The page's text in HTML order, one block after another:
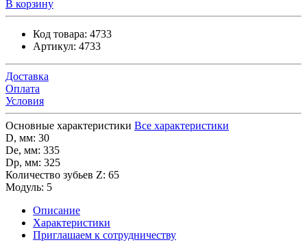
В корзину
Код товара: 4733
Артикул: 4733
Доставка
Оплата
Условия
Основные характеристики Все характеристики
D, мм: 30
De, мм: 335
Dp, мм: 325
Количество зубьев Z: 65
Модуль: 5
Описание
Характеристики
Приглашаем к сотрудничеству